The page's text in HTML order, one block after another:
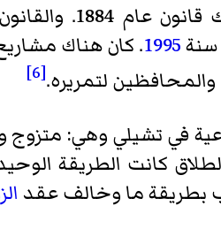
أجازت تشيلي
سنة1995. كان هناك
لتمريره.[6]
في تشيلي وهي:
كانت الطريقة
بطريقة ما وخالف عقد